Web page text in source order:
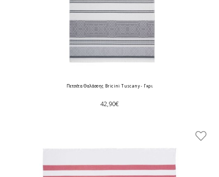
Πετσέτα Θαλάσσης Bricini Tuscany - Γκρι
42,90€